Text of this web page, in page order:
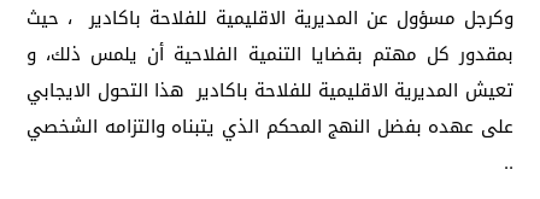
وكرجل مسؤول عن المديرية الاقليمية للفلاحة باكادير ، حيث
بمقدور كل مهتم بقضايا التنمية الفلاحية أن يلمس ذلك، و
تعيش المديرية الاقليمية للفلاحة باكادير هذا التحول الايجابي
على عهده بفضل النهج المحكم الذي يتبناه والتزامه الشخصي
..